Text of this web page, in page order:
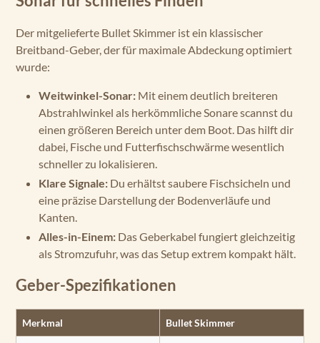
Der mitgelieferte Bullet Skimmer ist ein klassischer
Breitband-Geber, der für maximale Abdeckung optimiert
wurde:
Weitwinkel-Sonar: Mit einem deutlich breiteren
Abstrahlwinkel als herkömmliche Sonare scannst du
einen größeren Bereich unter dem Boot. Das hilft dir
dabei, Fische und Futterfischschwärme wesentlich
schneller zu lokalisieren.
Klare Signale: Du erhältst saubere Fischsicheln und
eine präzise Darstellung der Bodenverläufe und
Kanten.
Alles-in-Einem: Das Geberkabel fungiert gleichzeitig
als Stromzufuhr, was das Setup extrem kompakt hält.
Geber-Spezifikationen
Merkmal Bullet Skimmer